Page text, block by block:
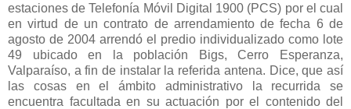
estaciones de Telefonía Móvil Digital 1900 (PCS) por el cual
en virtud de un contrato de arrendamiento de fecha 6 de
agosto de 2004 arrendó el predio individualizado como lote
49 ubicado en la población Bigs, Cerro Esperanza,
Valparaíso, a fin de instalar la referida antena. Dice, que así
las cosas en el ámbito administrativo la recurrida se
encuentra facultada en su actuación por el contenido del